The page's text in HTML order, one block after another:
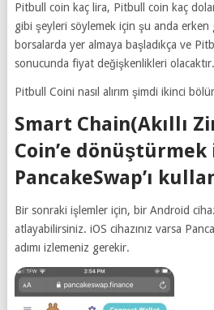
Pitbull coin kaç lira, Pitbull coin kaç
gibi şeyleri söylemek için şu anda
borsalarda yer almaya başladıkça ve
sonucunda fiyat değişkenlikleri olacaktır.
Pitbull Coini nasıl alırım şimdi ikinci
Smart Chain(Akıllı
Coin’e dönüştürmek
PancakeSwap’ı
Bir sonraki işlemler için, bir Android
atlayabilirsiniz. iOS cihazınız varsa
adımı izlemeniz gerekir.